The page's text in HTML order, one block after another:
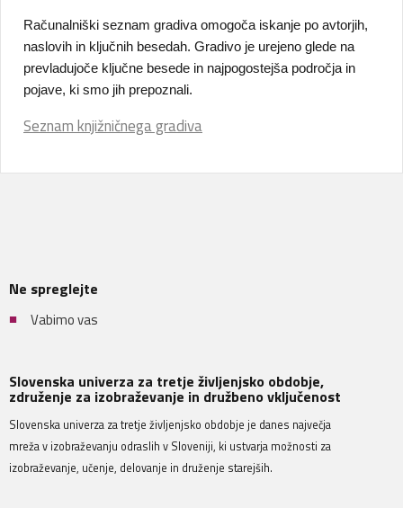
Računalniški seznam gradiva omogoča iskanje po avtorjih,
naslovih in ključnih besedah. Gradivo je urejeno glede na
prevladujoče ključne besede in najpogostejša področja in
pojave, ki smo jih prepoznali.
Seznam knjižničnega gradiva
Ne spreglejte
Vabimo vas
Slovenska univerza za tretje življenjsko obdobje,
združenje za izobraževanje in družbeno vključenost
Slovenska univerza za tretje življenjsko obdobje je danes največja
mreža v izobraževanju odraslih v Sloveniji, ki ustvarja možnosti za
izobraževanje, učenje, delovanje in druženje starejših.